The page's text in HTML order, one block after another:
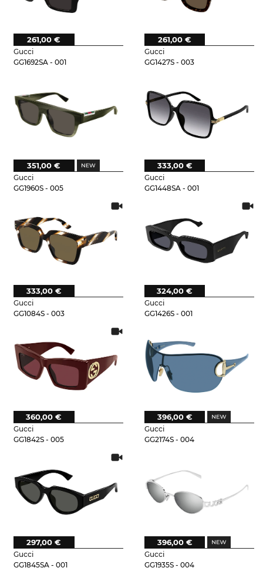
Gucci
GG1692SA - 001
261,00 €
Gucci
GG1427S - 003
261,00 €
Gucci
GG1960S - 005
351,00 €
Gucci
GG1448SA - 001
333,00 €
Gucci
GG1084S - 003
333,00 €
Gucci
GG1426S - 001
324,00 €
Gucci
GG1842S - 005
360,00 €
Gucci
GG2174S - 004
396,00 €
Gucci
GG1845SA - 001
297,00 €
Gucci
GG1935S - 004
396,00 €